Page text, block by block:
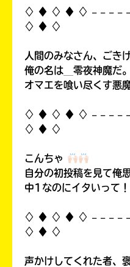
♢ ♦︎ ♢ ♦︎ ♢ 𓐄 𓐄 𓐄 𓐄 𓐄
♢ ♦︎ ♢
人間のみなさん、ごき
俺の名は＿零夜神魔だ。
オマエを喰い尽くす悪
♢ ♦︎ ♢ ♦︎ ♢ 𓐄 𓐄 𓐄 𓐄 𓐄
♢ ♦︎ ♢
こんちゃ
自分の初投稿を見て俺
中1なのにイタいって
♢ ♦︎ ♢ ♦︎ ♢ 𓐄 𓐄 𓐄 𓐄 𓐄
♢ ♦︎ ♢
声かけしてくれた者、